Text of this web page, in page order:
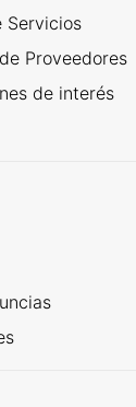
Servicios
Proveedores
de interés